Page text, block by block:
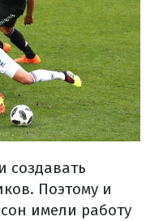
создавать
Поэтому и
имели работу